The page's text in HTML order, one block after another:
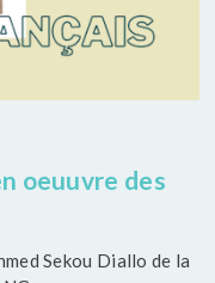
oeuuvre des
Sekou Diallo de la